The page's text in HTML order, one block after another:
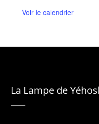
n
Voir le calendrier
La Lampe de